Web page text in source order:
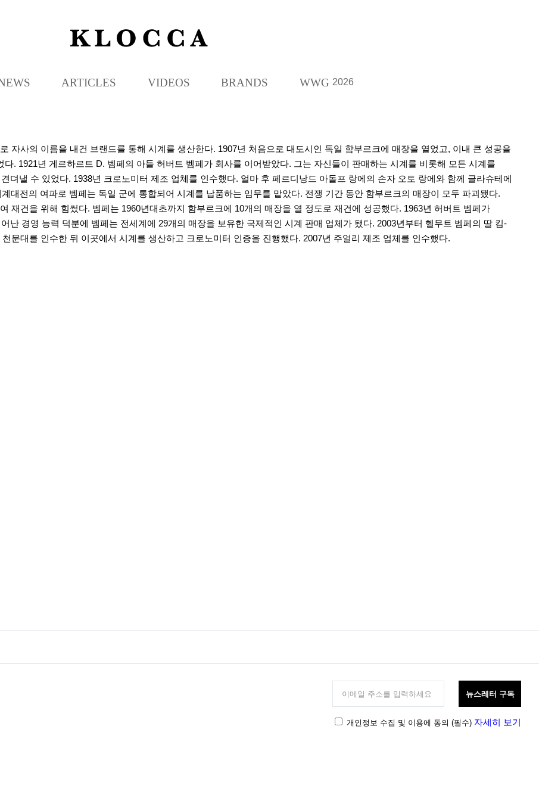
K
L
C
ARTICLES VIDEOS BRANDS WWG 2026
자사의 이름을 내건 브랜드를 통해 시계를 생산한다. 1907년 처음으로 대도시인 독일 함부르크에 매장을 열었고, 이내 큰 성공을
. 1921년 게르하르트 D. 벰페의 아들 허버트 벰페가 회사를 이어받았다. 그는 자신들이 판매하는 시계를 비롯해 모든 시계를
뎌낼 수 있었다. 1938년 크로노미터 제조 업체를 인수했다. 얼마 후 페르디낭드 아돌프 랑에의 손자 오토 랑에와 함께 글라슈테에
대전의 여파로 벰페는 독일 군에 통합되어 시계를 납품하는 임무를 맡았다. 전쟁 기간 동안 함부르크의 매장이 모두 파괴됐다.
재건을 위해 힘썼다. 벰페는 1960년대초까지 함부르크에 10개의 매장을 열 정도로 재건에 성공했다. 1963년 허버트 벰페가
난 경영 능력 덕분에 벰페는 전세계에 29개의 매장을 보유한 국제적인 시계 판매 업체가 됐다. 2003년부터 헬무트 벰페의 딸 킴-
문대를 인수한 뒤 이곳에서 시계를 생산하고 크로노미터 인증을 진행했다. 2007년 주얼리 제조 업체를 인수했다.
뉴스레터 구독
개인정보 수집 및 이용에 동의 (필수) 자세히 보기